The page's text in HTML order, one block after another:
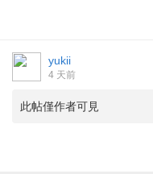
yukii
4 天前
此帖僅作者可見